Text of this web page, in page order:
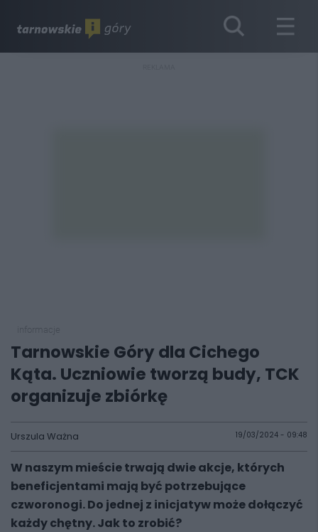
Tarnowskie Góry dla Cichego
Kąta. Uczniowie tworzą budy, TCK
organizuje zbiórkę
Urszula Ważna 19/03/2024 - 09:48
W naszym mieście trwają dwie akcje, których
beneficjentami mają być potrzebujące
czworonogi. Do jednej z inicjatyw może dołączyć
każdy chętny. Jak to zrobić?